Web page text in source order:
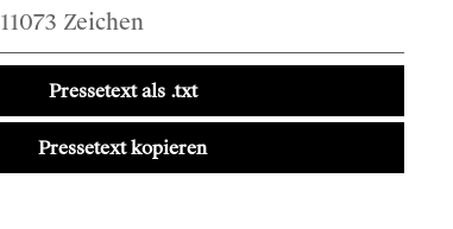
11073 Zeichen
Pressetext als .txt
Pressetext kopieren